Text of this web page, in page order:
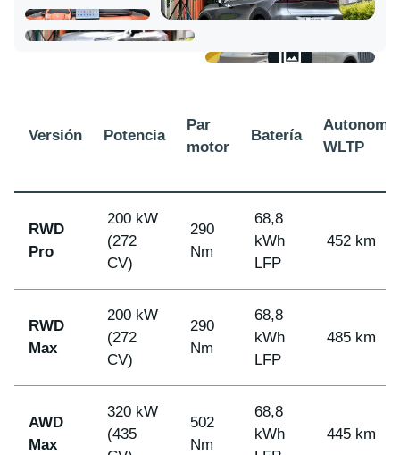
Versión Potencia
Par
motor
Batería
Autonomía
WLTP
RWD
Pro
200 kW
(272
CV)
290
Nm
68,8
kWh
LFP
452 km
RWD
Max
200 kW
(272
CV)
290
Nm
68,8
kWh
LFP
485 km
AWD
Max
320 kW
(435
502
Nm
68,8
kWh
445 km